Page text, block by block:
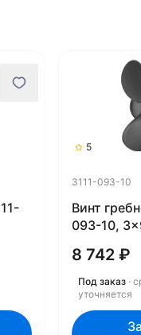
5
3111-093-10
Винт
093-10,
8 742 ₽
Под заказ·
уточняется